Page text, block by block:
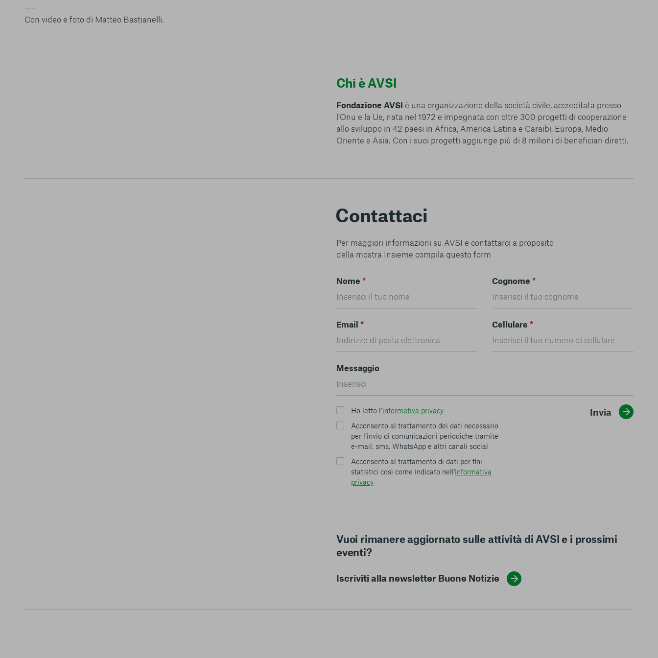
—–
Con video e foto di Matteo Bastianelli.
Chi è AVSI
Fondazione AVSI è una organizzazione della società civile, accreditata presso
l’Onu e la Ue, nata nel 1972 e impegnata con oltre 300 progetti di cooperazione
allo sviluppo in 42 paesi in Africa, America Latina e Caraibi, Europa, Medio
Oriente e Asia. Con i suoi progetti aggiunge più di 8 milioni di beneficiari diretti.
Contattaci
Per maggiori informazioni su AVSI e contattarci a proposito
della mostra Insieme compila questo form
Nome * Cognome *
Email * Cellulare *
Messaggio
Ho letto l’informativa privacy
Acconsento al trattamento dei dati necessario
per l’invio di comunicazioni periodiche tramite
e-mail, sms, WhatsApp e altri canali social
Acconsento al trattamento di dati per fini
statistici così come indicato nell'informativa
privacy
Invia
Vuoi rimanere aggiornato sulle attività di AVSI e i prossimi
eventi?
Iscriviti alla newsletter Buone Notizie